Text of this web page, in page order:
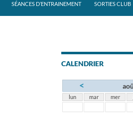
SÉANCES D’ENTRAINEMENT SORTIES CLUB
CALENDRIER
<
lun mar mer